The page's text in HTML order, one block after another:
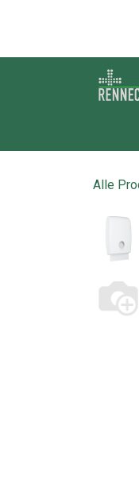
Alle